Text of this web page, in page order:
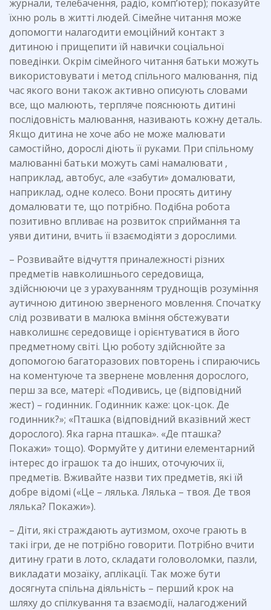
журнали, телебачення, радіо, комп’ютер); показуйте
їхню роль в житті людей. Сімейне читання може
допомогти налагодити емоційний контакт з
дитиною і прищепити їй навички соціальної
поведінки. Окрім сімейного читання батьки можуть
використовувати і метод спільного малювання, під
час якого вони також активно описують словами
все, що малюють, терпляче пояснюють дитині
послідовність малювання, називають кожну деталь.
Якщо дитина не хоче або не може малювати
самостійно, дорослі діють її руками. При спільному
малюванні батьки можуть самі намалювати ,
наприклад, автобус, але «забути» домалювати,
наприклад, одне колесо. Вони просять дитину
домалювати те, що потрібно. Подібна робота
позитивно впливає на розвиток сприймання та
уяви дитини, вчить її взаємодіяти з дорослими.
– Розвивайте відчуття приналежності різних
предметів навколишнього середовища,
здійснюючи це з урахуванням труднощів розуміння
аутичною дитиною зверненого мовлення. Спочатку
слід розвивати в малюка вміння обстежувати
навколишнє середовище і орієнтуватися в його
предметному світі. Цю роботу здійснюйте за
допомогою багаторазових повторень і спираючись
на коментуюче та звернене мовлення дорослого,
перш за все, матері: «Подивись, це (відповідний
жест) – годинник. Годинник каже: цок-цок. Де
годинник?»; «Пташка (відповідний вказівний жест
дорослого). Яка гарна пташка». «Де пташка?
Покажи» тощо). Формуйте у дитини елементарний
інтерес до іграшок та до інших, оточуючих її,
предметів. Вживайте назви тих предметів, які їй
добре відомі («Це – лялька. Лялька – твоя. Де твоя
лялька? Покажи»).
– Діти, які страждають аутизмом, охоче грають в
такі ігри, де не потрібно говорити. Потрібно вчити
дитину грати в лото, складати головоломки, пазли,
викладати мозаїку, аплікації. Так може бути
досягнута спільна діяльність – перший крок на
шляху до спілкування та взаємодії, налагоджений